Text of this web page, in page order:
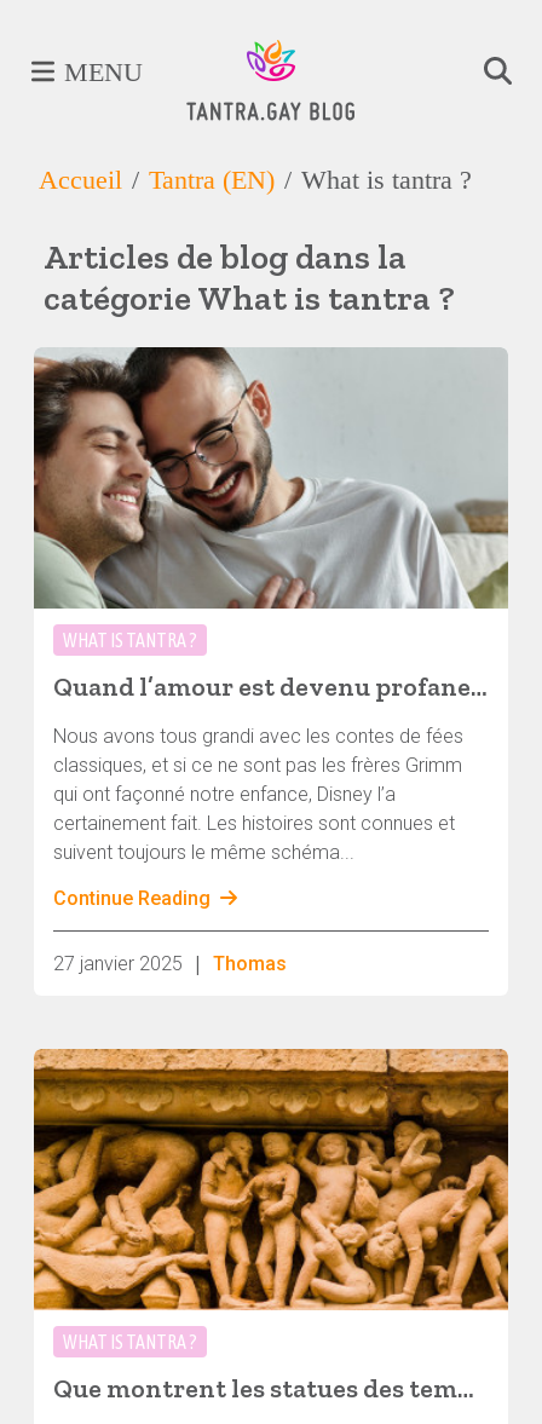
MENU
Accueil Tantra (EN) What is tantra ?
Articles de blog dans la
catégorie What is tantra ?
WHAT IS TANTRA ?
Quand l’amour est devenu profane, partie I : Agapè
Nous avons tous grandi avec les contes de fées
classiques, et si ce ne sont pas les frères Grimm
qui ont façonné notre enfance, Disney l’a
certainement fait. Les histoires sont connues et
suivent toujours le même schéma...
Continue Reading
27 janvier 2025 | Thomas
WHAT IS TANTRA ?
Que montrent les statues des temples de Khajuraho ?